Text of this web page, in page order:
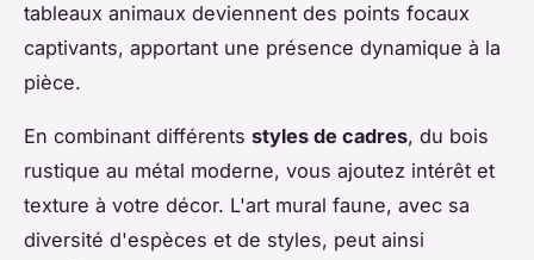
tableaux animaux deviennent des points focaux
captivants, apportant une présence dynamique à la
pièce.
En combinant différents styles de cadres, du bois
rustique au métal moderne, vous ajoutez intérêt et
texture à votre décor. L'art mural faune, avec sa
diversité d'espèces et de styles, peut ainsi